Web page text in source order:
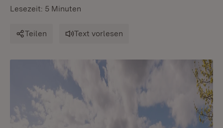
Lesezeit: 5 Minuten
Teilen Text vorlesen